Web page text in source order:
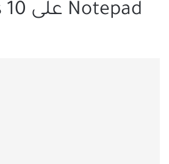
Notepad على Windows 10